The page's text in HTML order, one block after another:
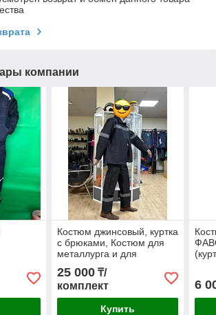
компании
Костюм джинсовый, куртка
с брюками, Костюм для
металлурга и для
25 000₸/
комплект
Купить
6